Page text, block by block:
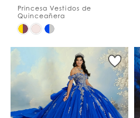
Princesa Vestidos de
Quinceañera
Skip
#79fb737471
to
end